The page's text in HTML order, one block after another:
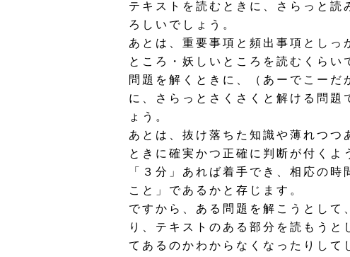
テキストを読むときに、さらっと読
ろしいでしょう。
あとは、重要事項と頻出事項としっ
ところ・妖しいところを読むくらい
問題を解くときに、（あーでこー
に、さらっとさくさくと解ける問題
ょう。
あとは、抜け落ちた知識や薄れつつ
ときに確実かつ正確に判断が付くよ
「３分」あれば着手でき、相応の
こと」であるかと存じます。
ですから、ある問題を解こうとして
り、テキストのある部分を読もう
てあるのかわからなくなったりして